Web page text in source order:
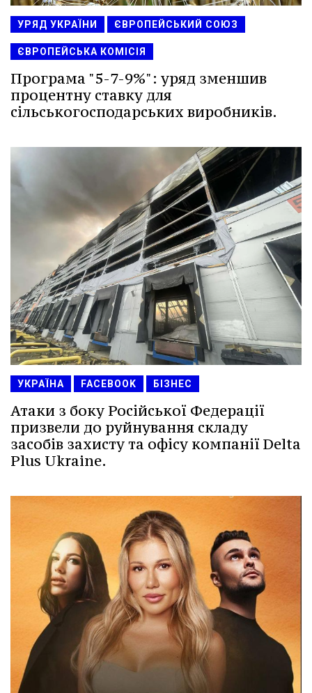
УРЯД УКРАЇНИ ЄВРОПЕЙСЬКИЙ СОЮЗ
ЄВРОПЕЙСЬКА КОМІСІЯ
Програма "5-7-9%": уряд зменшив
процентну ставку для
сільськогосподарських виробників.
УКРАЇНА FACEBOOK БІЗНЕС
Атаки з боку Російської Федерації
призвели до руйнування складу
засобів захисту та офісу компанії Delta
Plus Ukraine.